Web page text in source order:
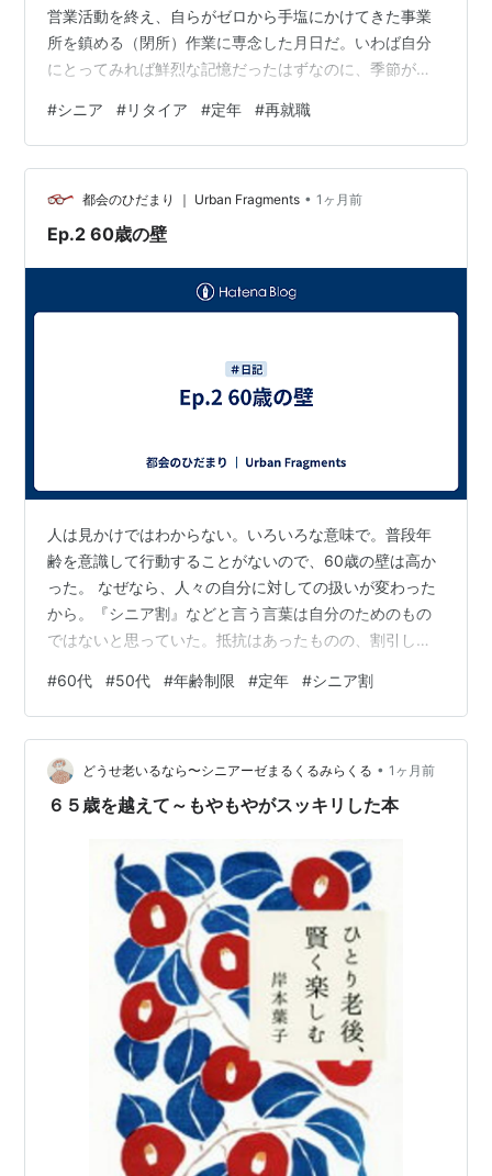
営業活動を終え、自らがゼロから手塩にかけてきた事業
所を鎮める（閉所）作業に専念した月日だ。いわば自分
にとってみれば鮮烈な記憶だったはずなのに、季節が巡
月から新しい職場に飛び込み、もまれながらも多くの人
に支えられ、シニアルーキーとして必死に前へ進んでき
た。その濃密な日々が、いつしか夏の記憶を上書きして
いったのかもしれない。 新しい環境は、想像以上に自分
を揺さぶった。慣れない業務、初めて向き合う責任、そ
#シニア #リタイア #定年 #再就職
都会のひだまり ｜ Urban Fragments • 1ヶ月前
Ep.2 60歳の壁
人は見かけではわからない。いろいろな意味で。普段年
齢を意識して行動することがないので、60歳の壁は高か
った。 なぜなら、人々の自分に対しての扱いが変わった
から。『シニア割』などと言う言葉は自分のためのもの
ではないと思っていた。抵抗はあったものの、割引して
適用されるものが多いことに気が付いた。 「なーんだ、
年寄り扱いするなら、割引もしてよ」 そんな風に、開き
直った。デメリットもある。某携帯電話ショップで機種
変したら、やたらと渡される紙が多くなった。高齢者に
は、口頭の説明やショートメールより「紙」という方針
#60代 #50代 #年齢制限 #定年 #シニア割
どうせ老いるなら〜シニアーゼまるくるみらくる • 1ヶ月前
６５歳を越えて～もやもやがスッキリした本